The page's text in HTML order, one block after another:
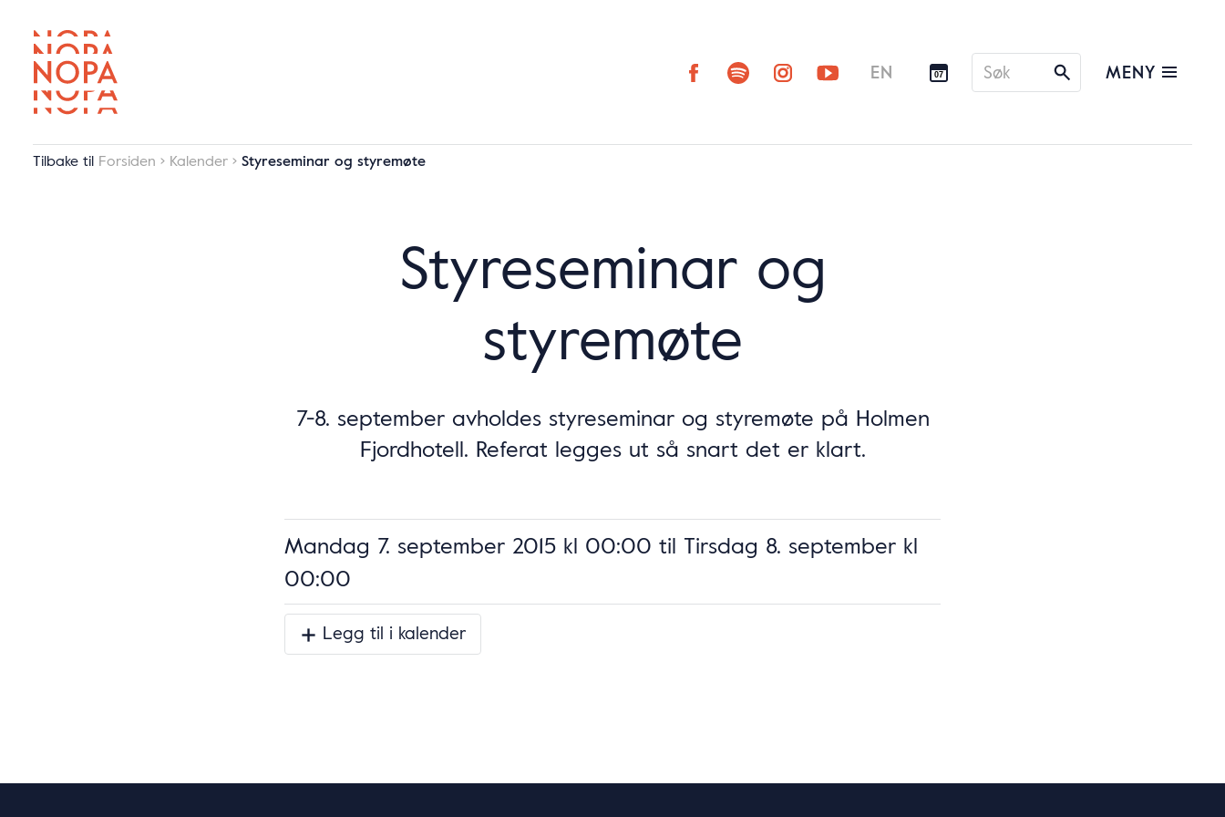
EN 07
Søk
etter
MENY
Tilbake til Forsiden Kalender Styreseminar og styremøte
Styreseminar og
styremøte
7-8. september avholdes styreseminar og styremøte på Holmen
Fjordhotell. Referat legges ut så snart det er klart.
Mandag 7. september 2015 kl 00:00 til Tirsdag 8. september kl
00:00
Legg til i kalender